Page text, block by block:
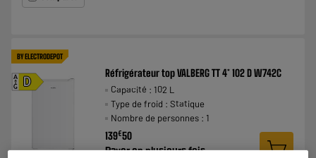
BY ELECTRODEPOT
D
A
G
Réfrigérateur top VALBERG TT 4* 102 D W742C
Capacité : 102 L
Type de froid : Statique
Nombre de personnes : 1
139€50
Payer enplusieurs fois